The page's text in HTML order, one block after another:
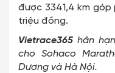
được 3341,4 km
triệu đồng.
Vietrace365 hân
cho Sohaco
Dương và Hà Nội.